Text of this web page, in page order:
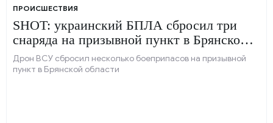
ПРОИСШЕСТВИЯ
SHOT: украинский БПЛА сбросил три
снаряда на призывной пункт в Брянской
области
Дрон ВСУ сбросил несколько боеприпасов на призывной
пункт в Брянской области